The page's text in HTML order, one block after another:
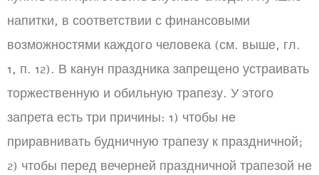
напитки, в соответствии с финансовыми
возможностями каждого человека (см. выше, гл.
1, п. 12). В канун праздника запрещено устраивать
торжественную и обильную трапезу. У этого
запрета есть три причины: 1) чтобы не
приравнивать будничную трапезу к праздничной;
2) чтобы перед вечерней праздничной трапезой не